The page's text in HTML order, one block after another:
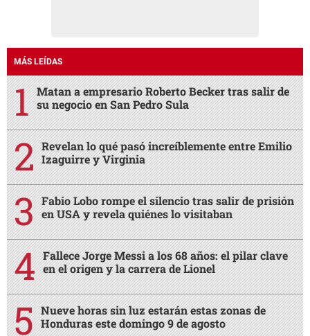
MÁS LEÍDAS
Matan a empresario Roberto Becker tras salir de
su negocio en San Pedro Sula
Revelan lo qué pasó increíblemente entre Emilio
Izaguirre y Virginia
Fabio Lobo rompe el silencio tras salir de prisión
en USA y revela quiénes lo visitaban
Fallece Jorge Messi a los 68 años: el pilar clave
en el origen y la carrera de Lionel
Nueve horas sin luz estarán estas zonas de
Honduras este domingo 9 de agosto